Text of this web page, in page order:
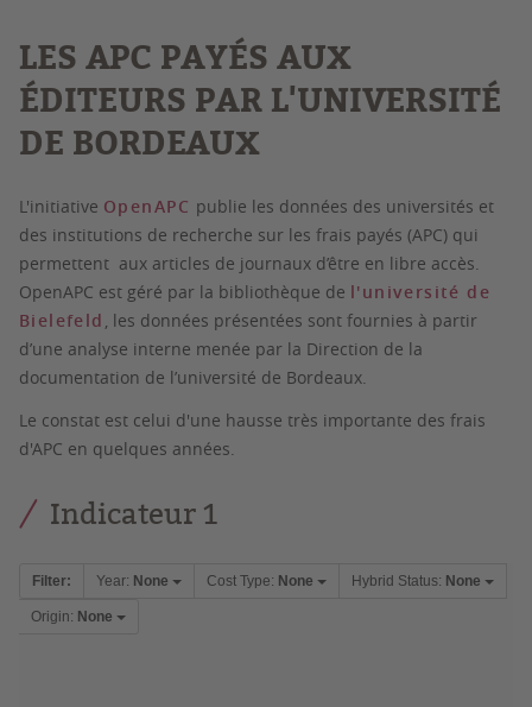
LES APC PAYÉS AUX
ÉDITEURS PAR L'UNIVERSITÉ
DE BORDEAUX
L'initiative OpenAPC publie les données des universités et
des institutions de recherche sur les frais payés (APC) qui
permettent aux articles de journaux d’être en libre accès.
OpenAPC est géré par la bibliothèque de l'université de
Bielefeld , les données présentées sont fournies à partir
d’une analyse interne menée par la Direction de la
documentation de l’université de Bordeaux.
Le constat est celui d'une hausse très importante des frais
d'APC en quelques années.
Indicateur 1